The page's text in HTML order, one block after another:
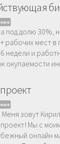
под долю 30%,
рабочих мест в
недели и
окупаемости
зовут
Мы с
онлайн